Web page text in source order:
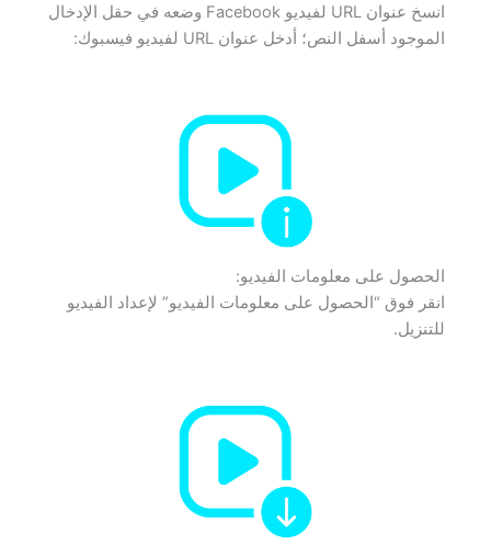
انسخ عنوان URL لفيديو Facebook وضعه في حقل الإدخال
الموجود أسفل النص؛ أدخل عنوان URL لفيديو فيسبوك:
الحصول على معلومات الفيديو:
انقر فوق “الحصول على معلومات الفيديو” لإعداد الفيديو
للتنزيل.